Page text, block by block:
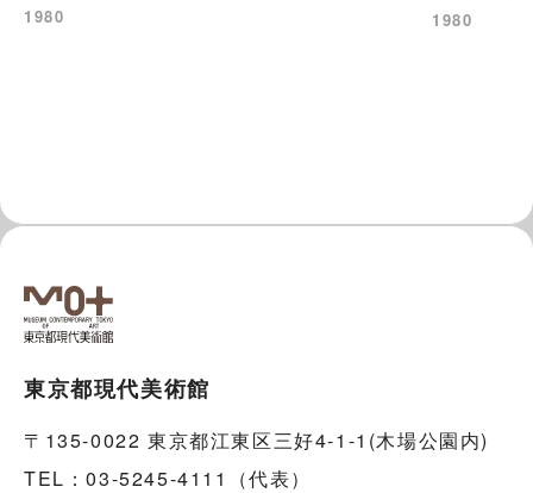
1980 1980
東京都現代美術館
〒135-0022 東京都江東区三好4-1-1(木場公園内)
TEL：03-5245-4111（代表）